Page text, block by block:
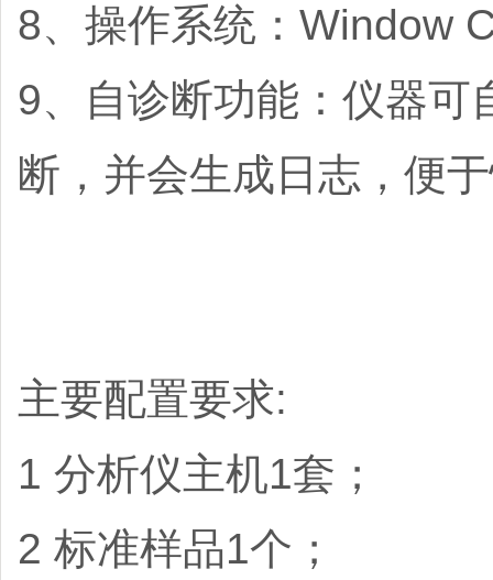
8、操作系统：Window
9、自诊断功能：仪器可
断，并会生成日志，便
主要配置要求:
1 分析仪主机1套；
2 标准样品1个；